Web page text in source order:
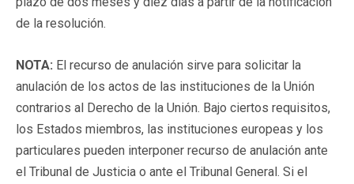
de la resolución.
NOTA: El recurso de anulación sirve para solicitar la
anulación de los actos de las instituciones de la Unión
contrarios al Derecho de la Unión. Bajo ciertos requisitos,
los Estados miembros, las instituciones europeas y los
particulares pueden interponer recurso de anulación ante
el Tribunal de Justicia o ante el Tribunal General. Si el